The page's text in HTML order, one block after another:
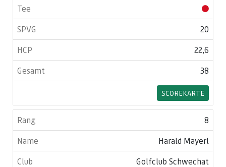
20
22,6
38
SCOREKARTE
8
Harald Mayerl
Golfclub Schwechat